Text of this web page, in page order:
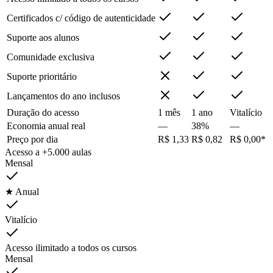
Certificados c/ código de autenticidade
Suporte aos alunos
Comunidade exclusiva
Suporte prioritário
Lançamentos do ano inclusos
Duração do acesso
1 mês 1 ano
Vitalício
Economia anual real
— 38%
—
Preço por dia
R$ 1,33 R$ 0,82
R$ 0,00*
Acesso a +5.000 aulas
Mensal
★ Anual
Vitalício
Acesso ilimitado a todos os cursos
Mensal